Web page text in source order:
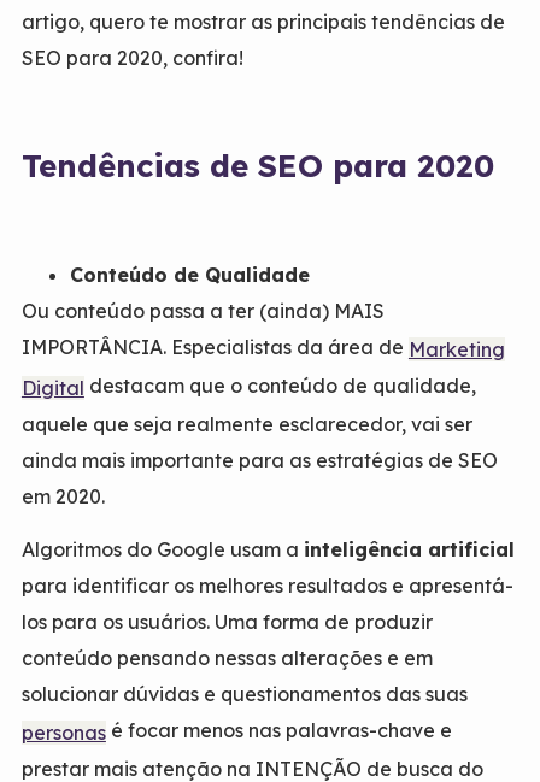
artigo, quero te mostrar as principais tendências de
SEO para 2020, confira!
Tendências de SEO para 2020
Conteúdo de Qualidade
Ou conteúdo passa a ter (ainda) MAIS
IMPORTÂNCIA. Especialistas da área de Marketing
Digital destacam que o conteúdo de qualidade,
aquele que seja realmente esclarecedor, vai ser
ainda mais importante para as estratégias de SEO
em 2020.
Algoritmos do Google usam a inteligência artificial
para identificar os melhores resultados e apresentá-
los para os usuários. Uma forma de produzir
conteúdo pensando nessas alterações e em
solucionar dúvidas e questionamentos das suas
personasé focar menos nas palavras-chave e
prestar mais atenção na INTENÇÃO de busca do